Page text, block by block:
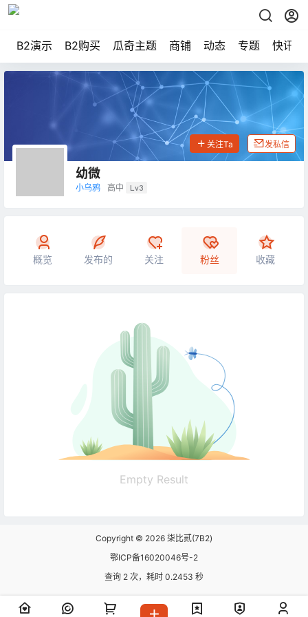
B2演示 B2购买 瓜奇主题 商铺 动态 专题 快讯
幼微
小乌鸦 高中 Lv3
关注Ta 发私信
概览 发布的 关注 粉丝 收藏
Empty Result
Copyright © 2026 柒比贰(7B2)
鄂ICP备16020046号-2
查询 2 次，耗时 0.2453 秒